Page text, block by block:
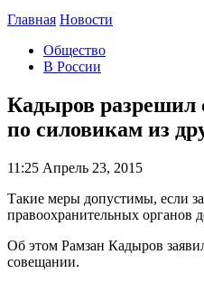
Главная Новости
Общество
В России
Кадыров разрешил
по силовикам из
11:25 Апрель 23, 2015
Такие меры допустимы, если
правоохранительных органов
Об этом Рамзан Кадыров
совещании.